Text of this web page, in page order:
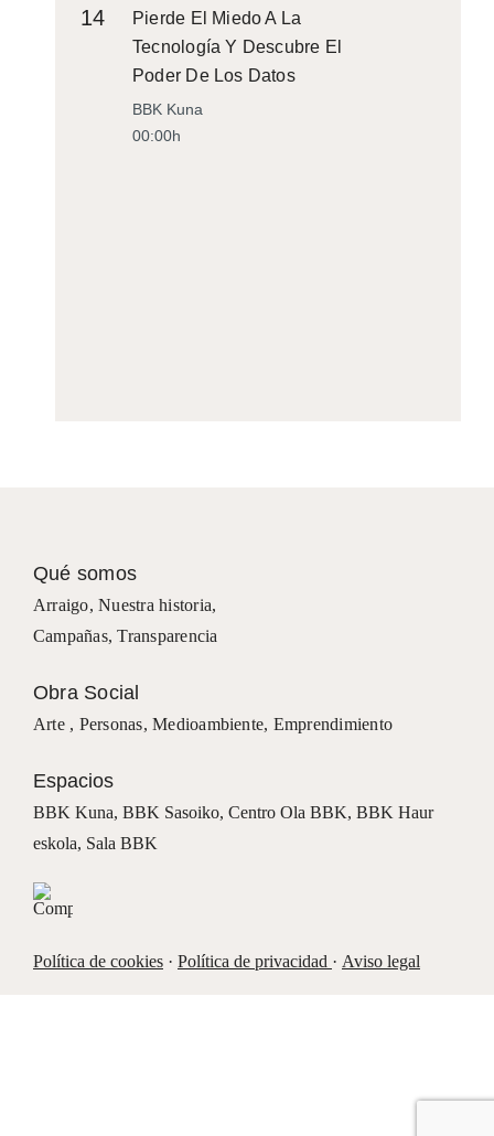
14
Pierde El Miedo A La
Tecnología Y Descubre El
Poder De Los Datos
BBK Kuna
00:00h
Qué somos
Arraigo,Nuestra historia,
Campañas, Transparencia
Obra Social
Arte , Personas,Medioambiente, Emprendimiento
Espacios
BBK Kuna, BBK Sasoiko, Centro Ola BBK, BBK Haur
eskola, Sala BBK
Política de cookies· Política de privacidad · Aviso legal